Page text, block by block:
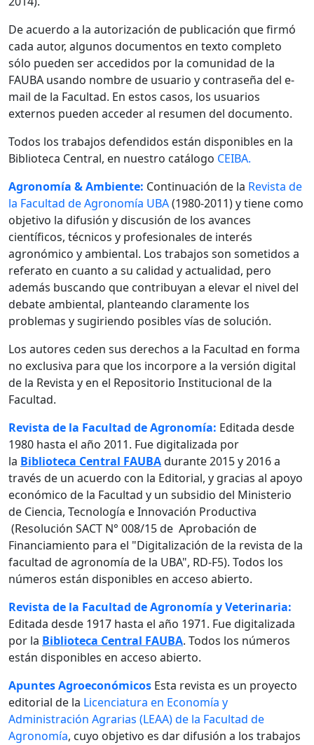
De acuerdo a la autorización de publicación que firmó
cada autor, algunos documentos en texto completo
sólo pueden ser accedidos por la comunidad de la
FAUBA usando nombre de usuario y contraseña del e-
mail de la Facultad. En estos casos, los usuarios
externos pueden acceder al resumen del documento.
Todos los trabajos defendidos están disponibles en la
Biblioteca Central, en nuestro catálogo CEIBA.
Agronomía & Ambiente: Continuación de la Revista de
la Facultad de Agronomía UBA(1980-2011) y tiene como
objetivo la difusión y discusión de los avances
científicos, técnicos y profesionales de interés
agronómico y ambiental. Los trabajos son sometidos a
referato en cuanto a su calidad y actualidad, pero
además buscando que contribuyan a elevar el nivel del
debate ambiental, planteando claramente los
problemas y sugiriendo posibles vías de solución.
Los autores ceden sus derechos a la Facultad en forma
no exclusiva para que los incorpore a la versión digital
de la Revista y en el Repositorio Institucional de la
Facultad.
Revista de la Facultad de Agronomía: Editada desde
1980 hasta el año 2011. Fue digitalizada por
la Biblioteca Central FAUBAdurante 2015 y 2016 a
través de un acuerdo con la Editorial, y gracias al apoyo
económico de la Facultad y un subsidio del Ministerio
de Ciencia, Tecnología e Innovación Productiva
(Resolución SACT N° 008/15 de Aprobación de
Financiamiento para el "Digitalización de la revista de la
facultad de agronomía de la UBA", RD-F5). Todos los
números están disponibles en acceso abierto.
Revista de la Facultad de Agronomía y Veterinaria:
Editada desde 1917 hasta el año 1971. Fue digitalizada
por la Biblioteca Central FAUBA. Todos los números
están disponibles en acceso abierto.
Apuntes Agroeconómicos Esta revista es un proyecto
editorial de la Licenciatura en Economía y
Administración Agrarias (LEAA) de la Facultad de
Agronomía, cuyo objetivo es dar difusión a los trabajos